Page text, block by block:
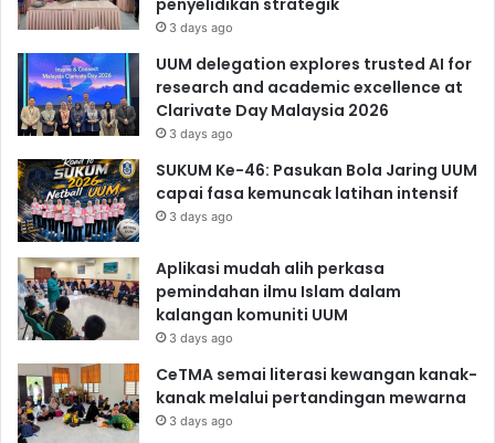
3 days ago
UUM delegation explores trusted AI for
research and academic excellence at
Clarivate Day Malaysia 2026
3 days ago
SUKUM Ke-46: Pasukan Bola Jaring UUM
capai fasa kemuncak latihan intensif
3 days ago
Aplikasi mudah alih perkasa
pemindahan ilmu Islam dalam
kalangan komuniti UUM
3 days ago
CeTMA semai literasi kewangan kanak-
kanak melalui pertandingan mewarna
3 days ago